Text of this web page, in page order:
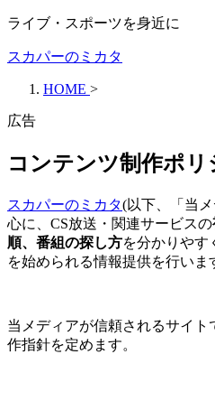
ライブ・スポーツを身近に
スカパーのミカタ
HOME >
広告
コンテンツ制作ポリ
スカパーのミカタ(以下、「当
心に、CS放送・関連サービスの
順、番組の探し方を分かりやす
を始められる情報提供を行いま
当メディアが信頼されるサイト
作指針を定めます。